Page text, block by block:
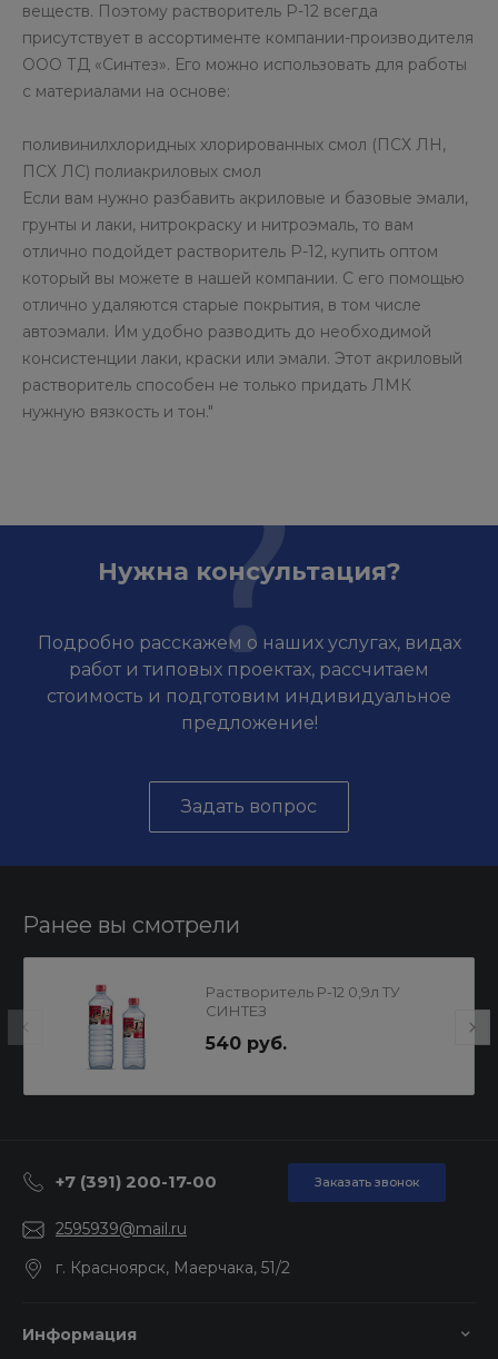
веществ. Поэтому растворитель Р-12 всегда
присутствует в ассортименте компании-производителя
ООО ТД «Синтез». Его можно использовать для работы
с материалами на основе:
поливинилхлоридных хлорированных смол (ПСХ ЛН,
ПСХ ЛС) полиакриловых смол
Если вам нужно разбавить акриловые и базовые эмали,
грунты и лаки, нитрокраску и нитроэмаль, то вам
отлично подойдет растворитель Р-12, купить оптом
который вы можете в нашей компании. С его помощью
отлично удаляются старые покрытия, в том числе
автоэмали. Им удобно разводить до необходимой
консистенции лаки, краски или эмали. Этот акриловый
растворитель способен не только придать ЛМК
нужную вязкость и тон."
Нужна консультация?
Подробно расскажем о наших услугах, видах
работ и типовых проектах, рассчитаем
стоимость и подготовим индивидуальное
предложение!
Задать вопрос
Ранее вы смотрели
Pастворитель Р-12 0,9л ТУ
СИНТЕЗ
540 руб.
+7 (391) 200-17-00 Заказать звонок
2595939@mail.ru
г. Красноярск, Маерчака, 51/2
Информация